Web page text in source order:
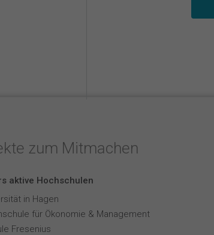
zum Mitmachen
aktive Hochschulen
in Hagen
für Ökonomie & Management
Fresenius